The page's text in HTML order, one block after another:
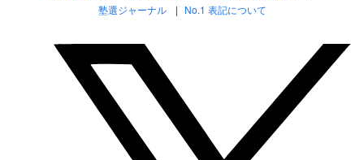
塾選ジャーナル
No.1 表記について